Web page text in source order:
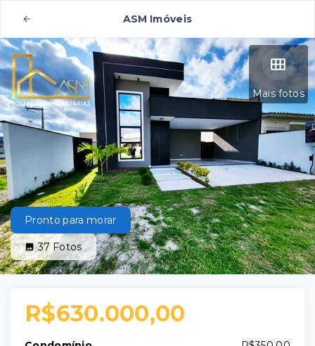
ASM Imóveis
Mais fotos
Pronto para morar
37 Fotos
R$630.000,00